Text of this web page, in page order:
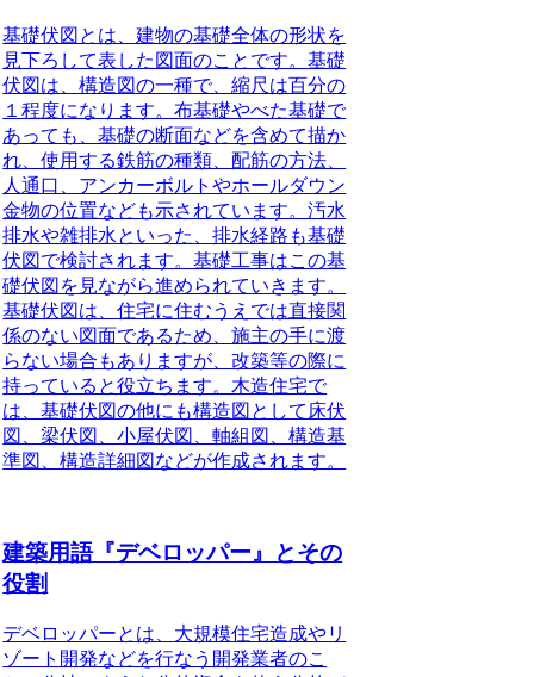
基礎伏図とは、建物の基礎全体の形状を
見下ろして表した図面のことです。基礎
伏図は、構造図の一種で、縮尺は百分の
１程度になります。布基礎やべた基礎で
あっても、基礎の断面などを含めて描か
れ、使用する鉄筋の種類、配筋の方法、
人通口、アンカーボルトやホールダウン
金物の位置なども示されています。汚水
排水や雑排水といった、排水経路も基礎
伏図で検討されます。基礎工事はこの基
礎伏図を見ながら進められていきます。
基礎伏図は、住宅に住むうえでは直接関
係のない図面であるため、施主の手に渡
らない場合もありますが、改築等の際に
持っていると役立ちます。木造住宅で
は、基礎伏図の他にも構造図として床伏
図、梁伏図、小屋伏図、軸組図、構造基
準図、構造詳細図などが作成されます。
建築用語『デベロッパー』とその
役割
デベロッパーとは、大規模住宅造成やリ
ゾート開発などを行なう開発業者のこ